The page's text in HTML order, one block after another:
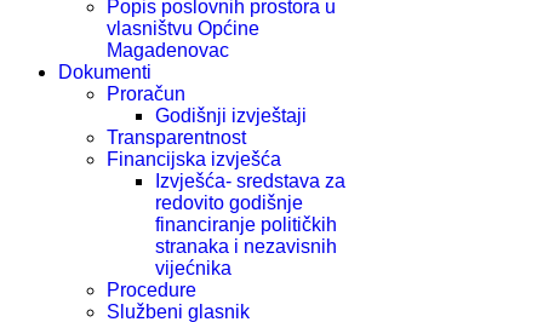
Popis poslovnih prostora u
vlasništvu Općine
Magadenovac
Dokumenti
Proračun
Godišnji izvještaji
Transparentnost
Financijska izvješća
Izvješća- sredstava za
redovito godišnje
financiranje političkih
stranaka i nezavisnih
vijećnika
Procedure
Službeni glasnik